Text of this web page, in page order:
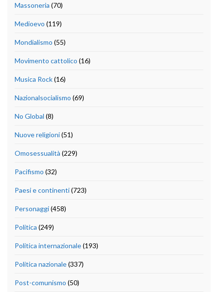
Massoneria (70)
Medioevo (119)
Mondialismo (55)
Movimento cattolico (16)
Musica Rock(16)
Nazionalsocialismo (69)
No Global (8)
Nuove religioni(51)
Omosessualità (229)
Pacifismo (32)
Paesi e continenti(723)
Personaggi(458)
Politica (249)
Politica internazionale(193)
Politica nazionale(337)
Post-comunismo (50)